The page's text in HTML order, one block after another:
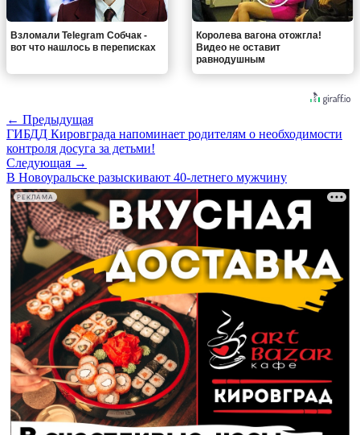
Взломали Telegram Собчак -
вот что нашлось в переписках
Королева вагона отожгла!
Видео не оставит
равнодушным
← Предыдущая
ГИБДД Кировграда напоминает родителям о необходимости
контроля досуга за детьми!
Следующая →
В Новоуральске разыскивают 40-летнего мужчину
РЕКЛАМА